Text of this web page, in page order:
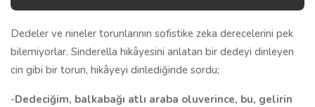
Dedeler ve nineler torunlarının sofistike zeka derecelerini pek
bilemiyorlar. Sinderella hikâyesini anlatan bir dedeyi dinleyen
cin gibi bir torun, hikâyeyi dinlediğinde sordu;
-Dedeciğim, balkabağı atlı araba oluverince, bu, gelirin